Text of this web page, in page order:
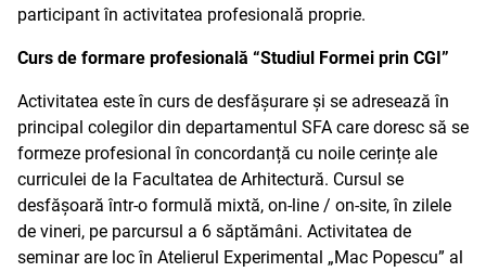
participant în activitatea profesională proprie.
Curs de formare profesională “Studiul Formei prin CGI”
Activitatea este în curs de desfășurare și se adresează în
principal colegilor din departamentul SFA care doresc să se
formeze profesional în concordanță cu noile cerințe ale
curriculei de la Facultatea de Arhitectură. Cursul se
desfășoară într-o formulă mixtă, on-line / on-site, în zilele
de vineri, pe parcursul a 6 săptămâni. Activitatea de
seminar are loc în Atelierul Experimental „Mac Popescu” al